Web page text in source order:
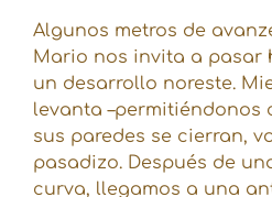
Algunos metros de
Mario nos invita a pasar
un desarrollo noreste.
levanta –permitiéndonos
sus paredes se cierran,
pasadizo. Después de
curva, llegamos a una